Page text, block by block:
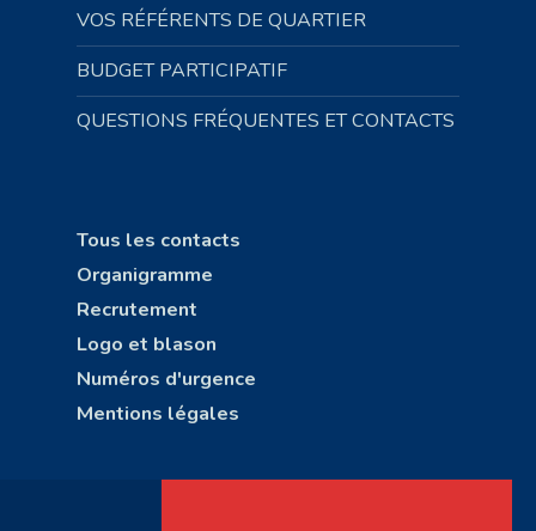
VOS RÉFÉRENTS DE QUARTIER
BUDGET PARTICIPATIF
QUESTIONS FRÉQUENTES ET CONTACTS
Tous les contacts
Organigramme
Recrutement
Logo et blason
Numéros d'urgence
Mentions légales